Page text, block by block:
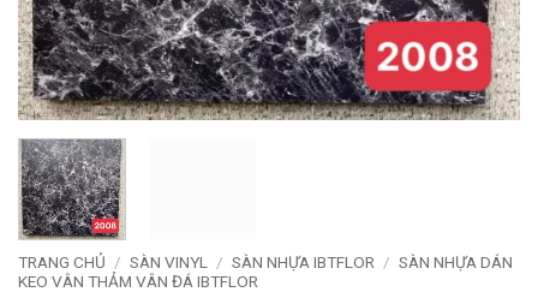
TRANG CHỦ / SÀN VINYL / SÀN NHỰA IBTFLOR / SÀN NHỰA DÁN
KEO VÂN THẢM VÂN ĐÁ IBTFLOR